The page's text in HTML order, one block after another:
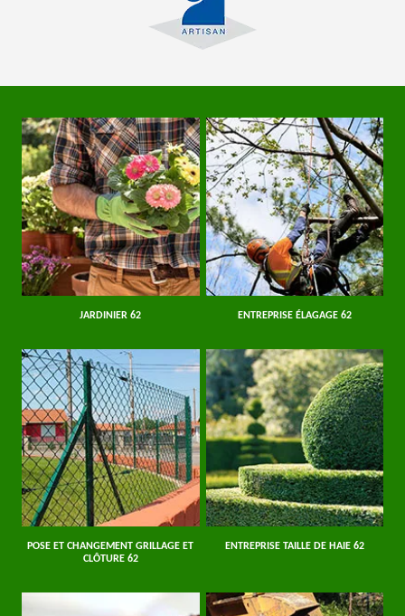
JARDINIER 62 ENTREPRISE ÉLAGAGE 62
POSE ET CHANGEMENT GRILLAGE ET
CLÔTURE 62
ENTREPRISE TAILLE DE HAIE 62